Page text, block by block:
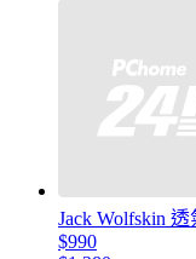
Jack Wolfskin
$990